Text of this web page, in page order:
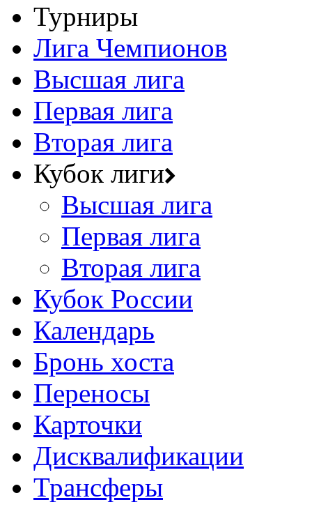
Турниры
Лига Чемпионов
Высшая лига
Первая лига
Вторая лига
Кубок лиги
Высшая лига
Первая лига
Вторая лига
Кубок России
Календарь
Бронь хоста
Переносы
Карточки
Дисквалификации
Трансферы